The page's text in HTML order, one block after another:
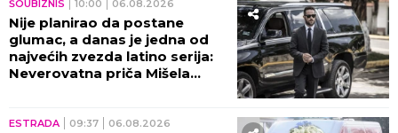
ŠOUBIZNIS 10:00 06.08.2026
Nije planirao da postane
glumac, a danas je jedna od
najvećih zvezda latino serija:
Neverovatna priča Mišela
ESTRADA 09:37 06.08.2026